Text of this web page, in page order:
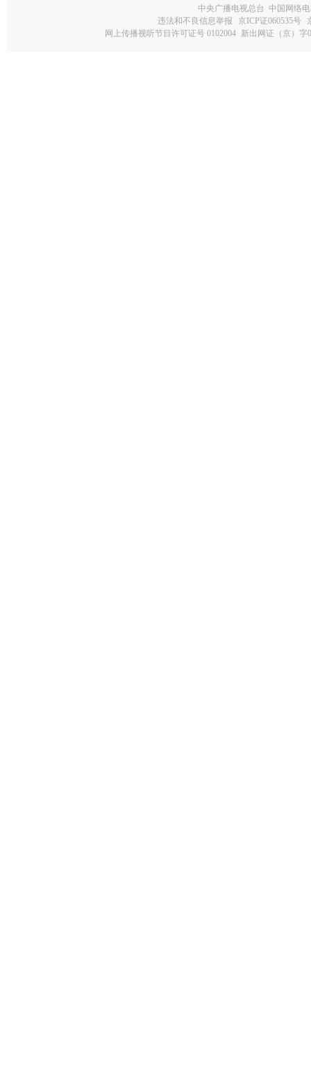
中央广播电视总台 中国网络
违法和不良信息举报
京ICP证060535号
网上传播视听节目许可证号 0102004 新出网证（京）